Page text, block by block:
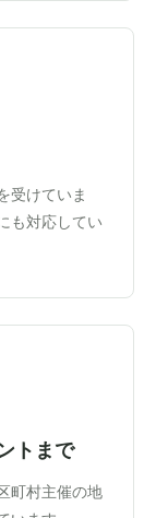
受けていま
も対応してい
トまで
町村主催の地